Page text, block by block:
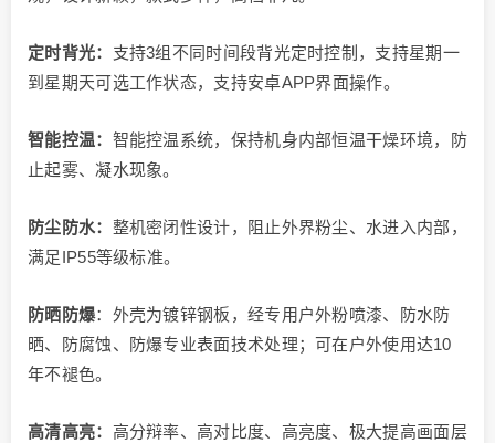
定时背光： 支持3组不同时间段背光定时控制，支持星期一
到星期天可选工作状态，支持安卓APP界面操作。
智能控温： 智能控温系统，保持机身内部恒温干燥环境，防
止起雾、凝水现象。
防尘防水： 整机密闭性设计，阻止外界粉尘、水进入内部，
满足IP55等级标准。
防晒防爆：外壳为镀锌钢板，经专用户外粉喷漆、防水防
晒、防腐蚀、防爆专业表面技术处理；可在户外使用达10
年不褪色。
高清高亮： 高分辩率、高对比度、高亮度、极大提高画面层